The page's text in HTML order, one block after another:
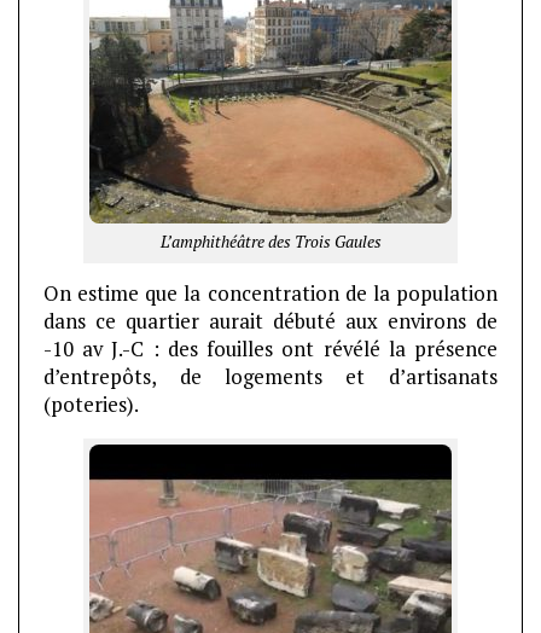
L’amphithéâtre des Trois Gaules
On estime que la concentration de la population
dans ce quartier aurait débuté aux environs de
-10 av J.-C : des fouilles ont révélé la présence
d’entrepôts, de logements et d’artisanats
(poteries).